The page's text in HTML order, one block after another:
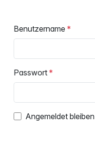
Benutzername
Passwort
Angemeldet bleiben